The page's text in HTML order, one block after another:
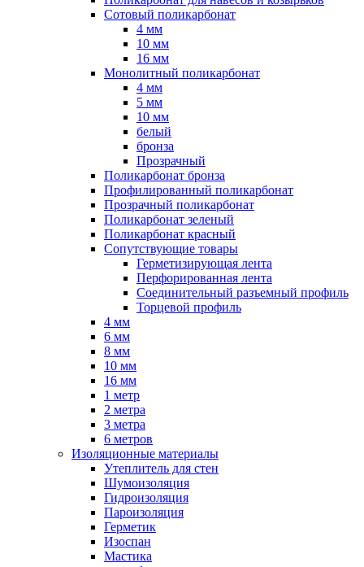
Сотовый поликарбонат
4 мм
10 мм
16 мм
Монолитный поликарбонат
4 мм
5 мм
10 мм
белый
бронза
Прозрачный
Поликарбонат бронза
Профилированный поликарбонат
Прозрачный поликарбонат
Поликарбонат зеленый
Поликарбонат красный
Сопутствующие товары
Герметизирующая лента
Перфорированная лента
Соединительный разъемный профиль
Торцевой профиль
4 мм
6 мм
8 мм
10 мм
16 мм
1 метр
2 метра
3 метра
6 метров
Изоляционные материалы
Утеплитель для стен
Шумоизоляция
Гидроизоляция
Пароизоляция
Герметик
Изоспан
Мастика